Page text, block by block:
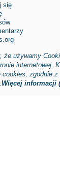
się
że używamy
internetowej.
cookies, zgodnie
Więcej informacji